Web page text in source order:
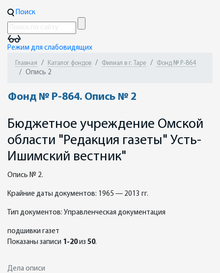
Поиск
Режим для слабовидящих
Главная Каталог фондов Филиал в г. Таре Фонд № Р-864
Опись 2
Фонд № Р-864. Опись № 2
Бюджетное учреждение Омской
области "Редакция газеты" Усть-
Ишимский вестник"
Опись № 2.
Крайние даты документов: 1965 — 2013 гг.
Тип документов: Управленческая документация
подшивки газет
Показаны записи 1-20из 50.
Дела описи